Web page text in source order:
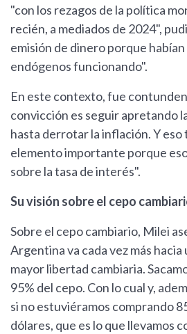
"con los rezagos de la política
recién, a mediados de 2024",
emisión de dinero porque
endógenos funcionando".
En este contexto, fue
convicción es seguir apretando
hasta derrotar la inflación. Y eso
elemento importante porque
sobre la tasa de interés".
Su visión sobre el cepo
Sobre el cepo cambiario, Milei
Argentina va cada vez más hacia
mayor libertad cambiaria.
95% del cepo. Con lo cual y,
si no estuviéramos comprando
dólares, que es lo que llevamos